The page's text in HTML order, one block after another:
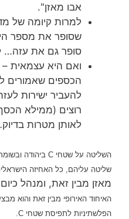
אבו מאזן".
למרות קיומה של
שסופר את מספר
סופר גם את עזה…
ואם היא עצמאית –
הכספים שאמורים
להעביר ישירות
רוצים (ממילא
לאותן מטרות
השליטה על שטחי C ביהודה
שליטה עליהם, כל האחיזה
מאזן מבין זאת, ומנהל
האיחוד האירופי מבין זאת והוא
הפלשתיניות לתפיסת שטחי C.